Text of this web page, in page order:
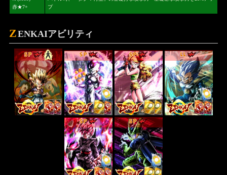
赤★7+
プ
ZENKAIアビリティ
SP SP SP LL
SP SP